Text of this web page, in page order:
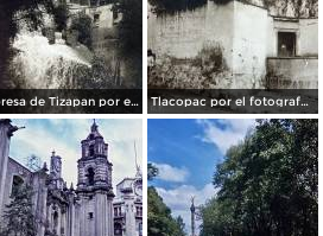
La presa de Tizapan por el fotografo Fernando Kososky. ( Circulada el 22 de Diembre de 1910 ). Tlacopac por el fotografo Hugo Brehme.